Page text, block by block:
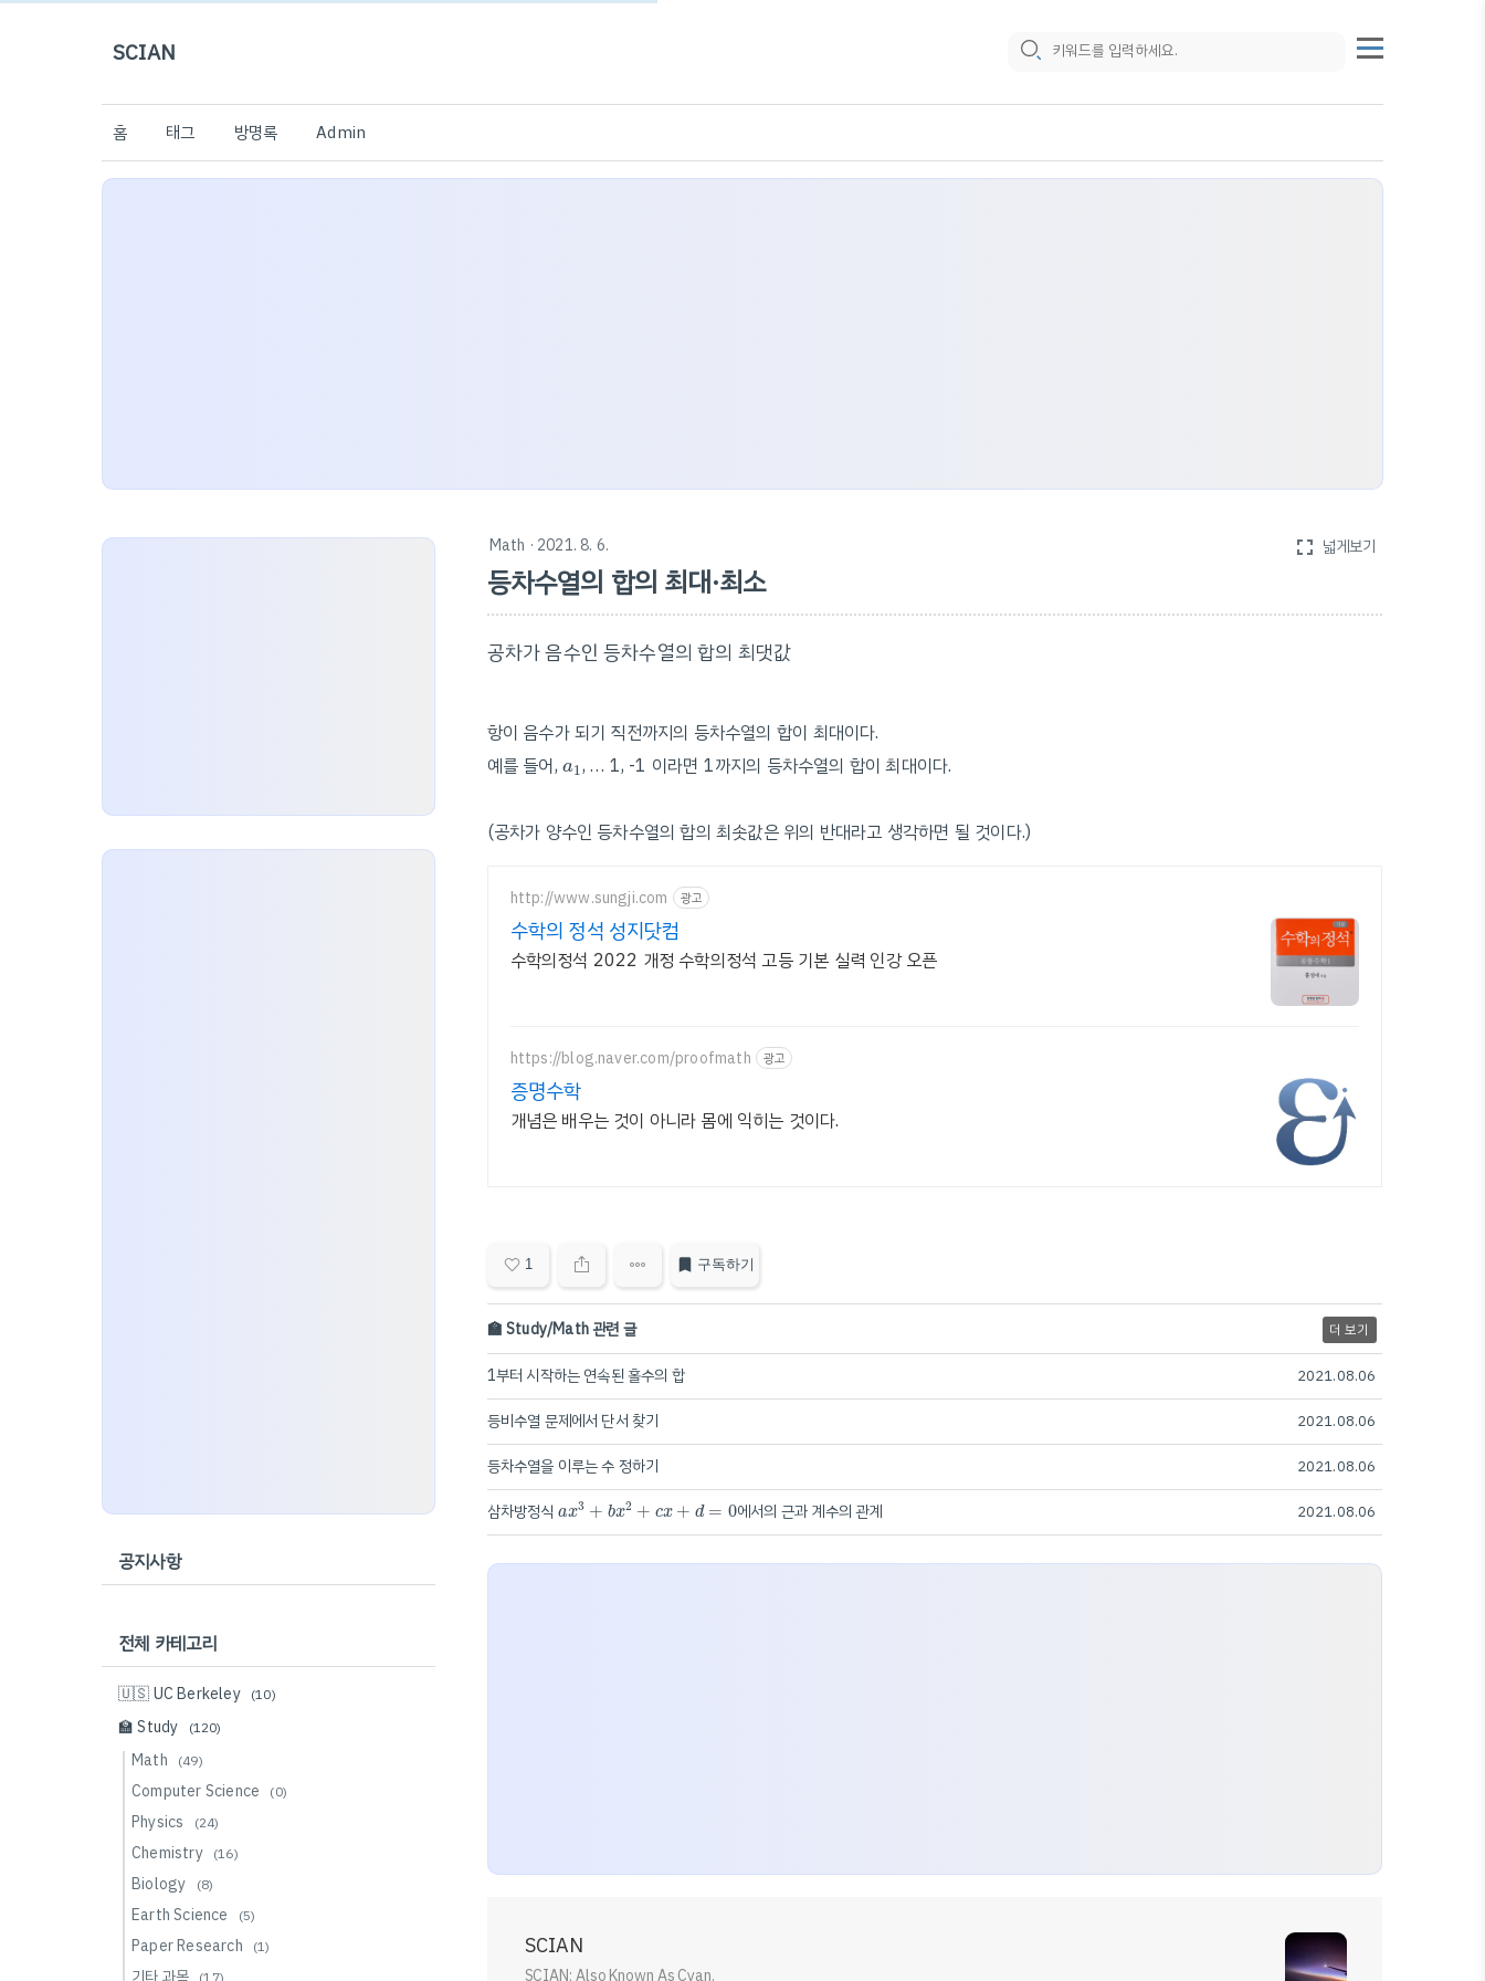
SCIAN
홈 태그 방명록 Admin
Math · 2021. 8. 6. fullscreen 넓게보기
등차수열의 합의 최대·최소
공차가 음수인 등차수열의 합의 최댓값
항이 음수가 되기 직전까지의 등차수열의 합이 최대이다.
예를 들어, a1
a1, … 1, -1 이라면 1까지의 등차수열의 합이 최대이다.
(공차가 양수인 등차수열의 합의 최솟값은 위의 반대라고 생각하면 될 것이다.)
http://www.sungji.com 광고
수학의 정석 성지닷컴
수학의정석 2022 개정 수학의정석 고등 기본 실력 인강 오픈
https://blog.naver.com/proofmath 광고
증명수학
개념은 배우는 것이 아니라 몸에 익히는 것이다.
1 구독하기
🏫 Study/Math 관련 글 더 보기
1부터 시작하는 연속된 홀수의 합 2021.08.06
등비수열 문제에서 단서 찾기 2021.08.06
등차수열을 이루는 수 정하기 2021.08.06
삼차방정식 ax3 + bx2 + cx + d = 0
ax3 + bx2+ c x+d = 0 에서의 근과 계수의 관계 2021.08.06
SCIAN
SCIAN; Also Known As Cyan.
공지사항
전체 카테고리
🇺🇸 UC Berkeley (10)
🏫 Study (120)
Math (49)
Computer Science (0)
Physics (24)
Chemistry (16)
Biology (8)
Earth Science (5)
Paper Research (1)